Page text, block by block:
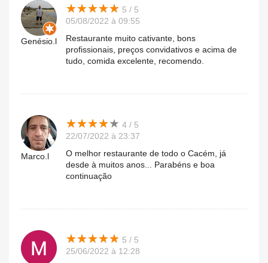
Genésio.l
★★★★★
★★★★★ 5 / 5
05/08/2022 à 09:55
Restaurante muito cativante, bons
profissionais, preços convidativos e acima de
tudo, comida excelente, recomendo.
Marco.l
★★★★★
★★★★★ 4 / 5
22/07/2022 à 23:37
O melhor restaurante de todo o Cacém, já
desde à muitos anos... Parabéns e boa
continuação
★★★★★
★★★★★ 5 / 5
25/06/2022 à 12:28